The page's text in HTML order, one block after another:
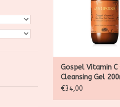
Gospel Vitamin C
Cleansing Gel
€34,00